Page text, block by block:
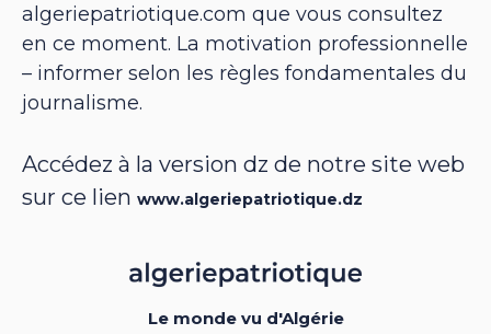
algeriepatriotique.com que vous consultez
en ce moment. La motivation professionnelle
– informer selon les règles fondamentales du
journalisme.
Accédez à la version dz de notre site web
sur ce lien www.algeriepatriotique.dz
Le monde vu d'Algérie